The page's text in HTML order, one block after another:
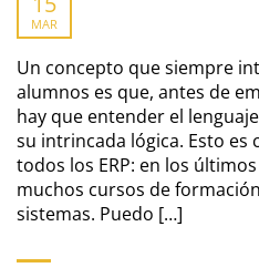
MAR
Un concepto que siempre
alumnos es que, antes de
hay que entender el
su intrincada lógica. Esto es
todos los ERP: en los
muchos cursos de
sistemas. Puedo […]